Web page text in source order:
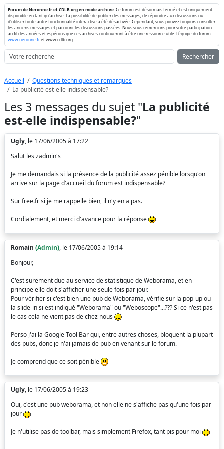
Forum de Neronne.fr et CDLB.org en mode archive . Ce forum est désormais fermé et est uniquement
disponible en tant qu'archive. La possibilité de publier des messages, de répondre aux discussions ou
d'utiliser toute autre fonctionnalité interactive a été désactivée. Cependant, vous pouvez toujours consulter
les anciens messages et parcourir les discussions passées. Nous vous remercions pour votre participation
au fil des années et espérons que ces archives continueront à être une ressource utile. L'équipe du forum
www.neronne.fret www.cdlb.org.
Rechercher
Accueil
Questions techniques et remarques
La publicité est-elle indispensable?
Les 3 messages du sujet "La publicité
est-elle indispensable?"
Ugly, le 17/06/2005 à 17:22
Salut les zadmin's
Je me demandais si la présence de la publicité assez pénible lorsqu'on
arrive sur la page d'accueil du forum est indispensable?
Sur free.fr si je me rappelle bien, il n'y en a pas.
Cordialement, et merci d'avance pour la réponse
Romain (Admin), le 17/06/2005 à 19:14
Bonjour,
C'est surement due au service de statistique de Weborama, et en
principe elle doit s'afficher une seule fois par jour.
Pour vérifier si c'est bien une pub de Weborama, vérifie sur la pop-up ou
la slide-in si est indiqué "Weborama" ou "Weboscope"...??? Si ce n'est pas
le cas cela ne vient pas de chez nous
Perso j'ai la Google Tool Bar qui, entre autres choses, bloquent la plupart
des pubs, donc je n'ai jamais de pub en venant sur le forum.
Je comprend que ce soit pénible
Ugly, le 17/06/2005 à 19:23
Oui, c'est une pub weborama, et non elle ne s'affiche pas qu'une fois par
jour
Je n'utilise pas de toolbar, mais simplement Firefox, tant pis pour moi